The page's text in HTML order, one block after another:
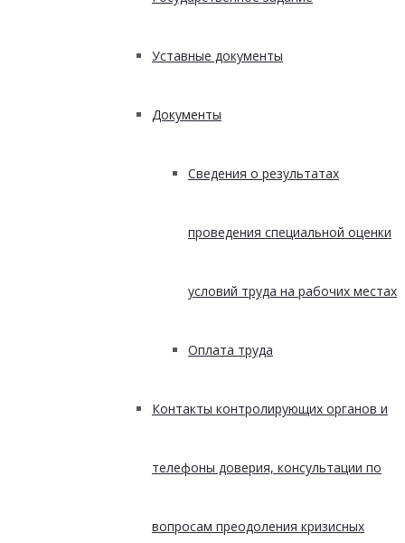
Уставные документы
Документы
Сведения о результатах
проведения специальной оценки
условий труда на рабочих местах
Оплата труда
Контакты контролирующих органов и
телефоны доверия, консультации по
вопросам преодоления кризисных